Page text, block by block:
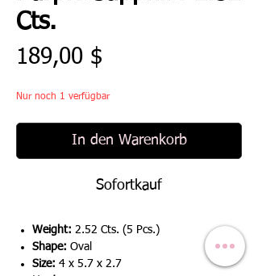
Cts.
189,00 $
Nur noch 1 verfügbar
In den Warenkorb
Sofortkauf
Weight: 2.52 Cts. (5 Pcs.)
Shape: Oval
Size: 4 x 5.7 x 2.7